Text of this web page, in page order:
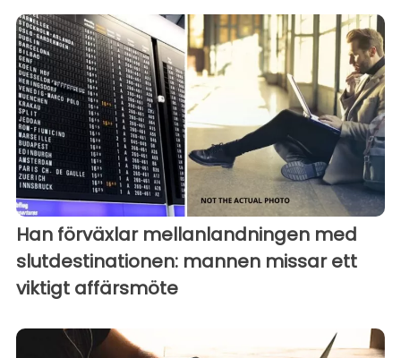
Han förväxlar mellanlandningen med
slutdestinationen: mannen missar ett
viktigt affärsmöte